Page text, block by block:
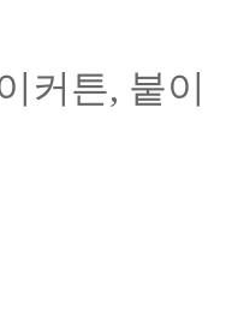
커튼, 붙이